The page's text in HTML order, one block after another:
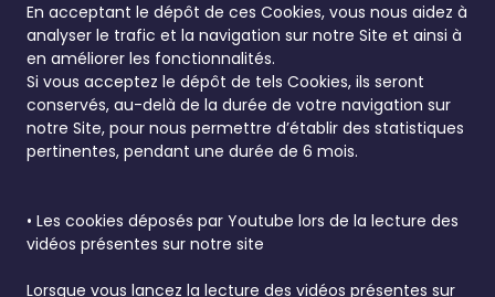
En acceptant le dépôt de ces Cookies, vous nous aidez à
analyser le trafic et la navigation sur notre Site et ainsi à
en améliorer les fonctionnalités.
Si vous acceptez le dépôt de tels Cookies, ils seront
conservés, au-delà de la durée de votre navigation sur
notre Site, pour nous permettre d’établir des statistiques
pertinentes, pendant une durée de 6 mois.
• Les cookies déposés par Youtube lors de la lecture des
vidéos présentes sur notre site
Lorsque vous lancez la lecture des vidéos présentes sur